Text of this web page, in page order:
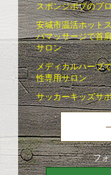
スポンジボブのブ
安城市温活ホット
パマッサージで首
サロン
メディカルハーブ
性専用サロン
サッカーキッズサ
フ